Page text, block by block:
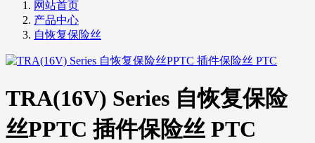
网站首页
产品中心
自恢复保险丝
TRA(16V) Series 自恢复保险
丝PPTC 插件保险丝 PTC